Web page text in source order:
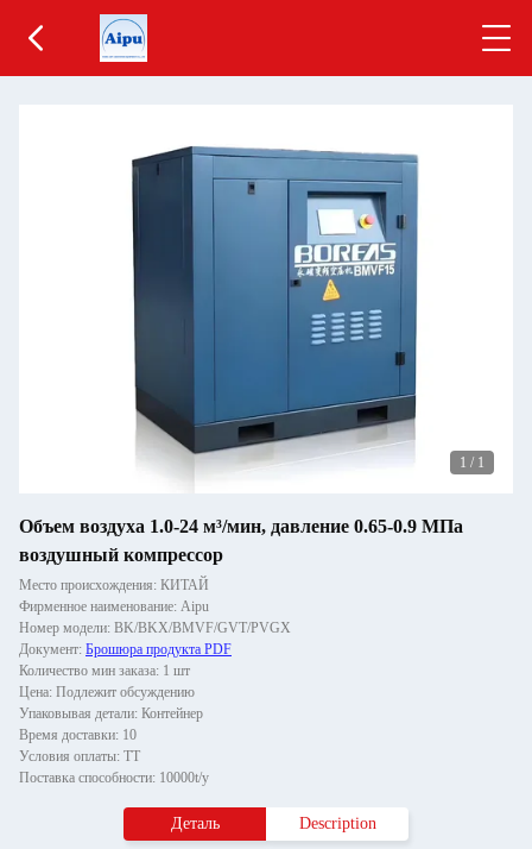
1 / 1
Объем воздуха 1.0-24 м³/мин, давление 0.65-0.9 МПа
воздушный компрессор
Место происхождения: КИТАЙ
Фирменное наименование: Aipu
Номер модели: BK/BKX/BMVF/GVT/PVGX
Документ: Брошюра продукта PDF
Количество мин заказа: 1 шт
Цена: Подлежит обсуждению
Упаковывая детали: Контейнер
Время доставки: 10
Условия оплаты: ТТ
Поставка способности: 10000t/y
Деталь Description